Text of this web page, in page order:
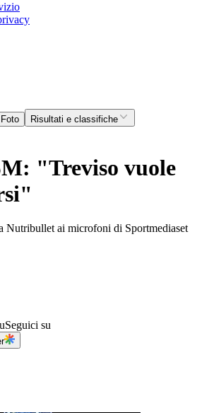
Foto Risultati e classifiche
"Treviso vuole
Nutribullet ai microfoni di Sportmediaset
Seguici su